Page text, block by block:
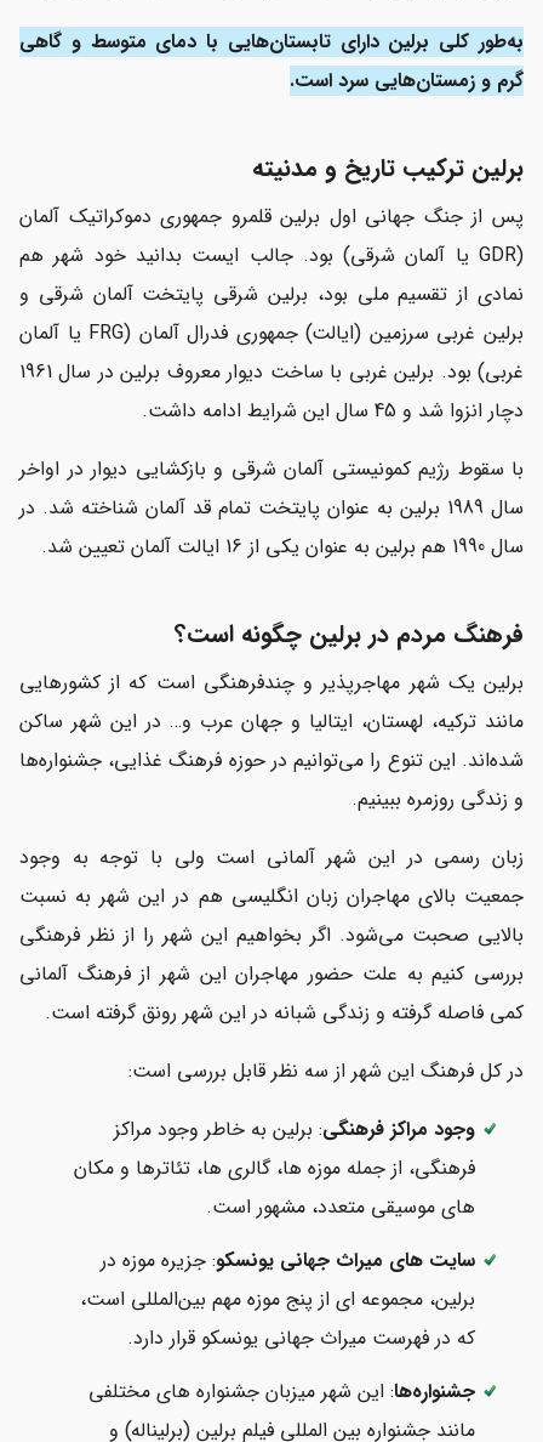
به‌طور کلی برلین دارای تابستان‌هایی با دمای متوسط و گاهی
گرم و زمستان‌هایی سرد است.
برلین ترکیب تاریخ و مدنیته
پس از جنگ جهانی اول برلین قلمرو جمهوری دموکراتیک آلمان
(GDR یا آلمان شرقی) بود. جالب ایست بدانید خود شهر هم
نمادی از تقسیم ملی بود، برلین شرقی پایتخت آلمان شرقی و
برلین غربی سرزمین (ایالت) جمهوری فدرال آلمان (FRG یا آلمان
غربی) بود. برلین غربی با ساخت دیوار معروف برلین در سال 1961
دچار انزوا شد و 45 سال این شرایط ادامه داشت.
با سقوط رژیم کمونیستی آلمان شرقی و بازکشایی دیوار در اواخر
سال 1989 برلین به عنوان پایتخت تمام قد آلمان شناخته شد. در
سال 1990 هم برلین به عنوان یکی از 16 ایالت آلمان تعیین شد.
فرهنگ مردم در برلین چگونه است؟
برلین یک شهر مهاجرپذیر و چندفرهنگی است که از کشورهایی
مانند ترکیه، لهستان، ایتالیا و جهان عرب و… در این شهر ساکن
شده‌اند. این تنوع را می‌توانیم در حوزه فرهنگ غذایی، جشنواره‌ها
و زندگی روزمره ببینیم.
زبان رسمی در این شهر آلمانی است ولی با توجه به وجود
جمعیت بالای مهاجران زبان انگلیسی هم در این شهر به نسبت
بالایی صحبت می‌شود. اگر بخواهیم این شهر را از نظر فرهنگی
بررسی کنیم به علت حضور مهاجران این شهر از فرهنگ آلمانی
کمی فاصله گرفته و زندگی شبانه در این شهر رونق گرفته است.
در کل فرهنگ این شهر از سه نظر قابل بررسی است:
وجود مراکز فرهنگی: برلین به خاطر وجود مراکز
فرهنگی، از جمله موزه ها، گالری ها، تئاترها و مکان
های موسیقی متعدد، مشهور است.
سایت های میراث جهانی یونسکو: جزیره موزه در
برلین، مجموعه ای از پنج موزه مهم بین‌المللی است،
که در فهرست میراث جهانی یونسکو قرار دارد.
جشنواره‌ها: این شهر میزبان جشنواره های مختلفی
مانند جشنواره بین المللی فیلم برلین (برلیناله) و